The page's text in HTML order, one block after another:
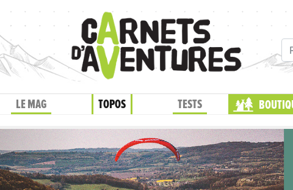
LE MAG TOPOS TESTS